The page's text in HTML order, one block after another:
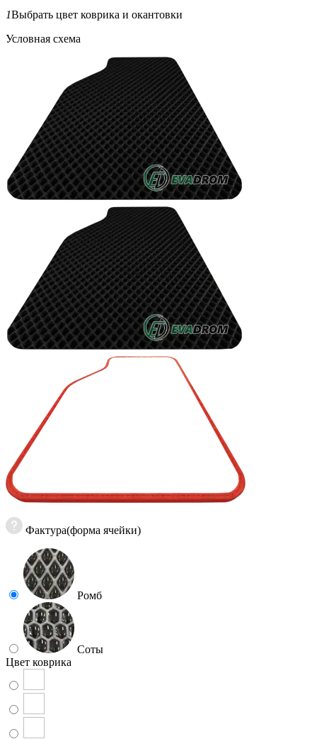
1Выбрать цвет коврика и окантовки
Условная схема
Фактура(форма ячейки)
Ромб
Соты
Цвет коврика